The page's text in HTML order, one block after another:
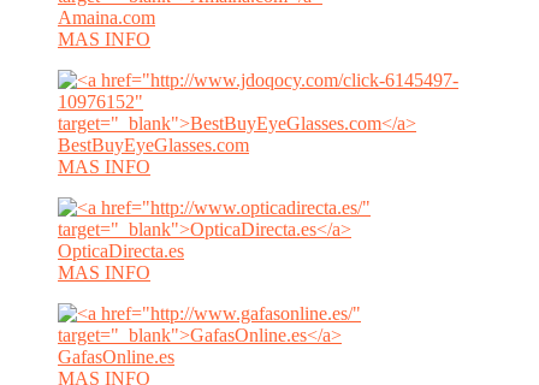
Amaina.com
MAS INFO
BestBuyEyeGlasses.com
MAS INFO
OpticaDirecta.es
MAS INFO
GafasOnline.es
MAS INFO